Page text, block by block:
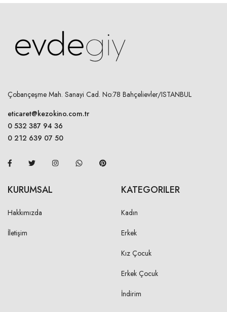
Çobançeşme Mah. Sanayi Cad. No:78 Bahçelievler/ISTANBUL
eticaret@kezokino.com.tr
0 532 387 94 36
0 212 639 07 50
KURUMSAL
Hakkımızda
İletişim
KATEGORILER
Kadın
Erkek
Kız Çocuk
Erkek Çocuk
İndirim